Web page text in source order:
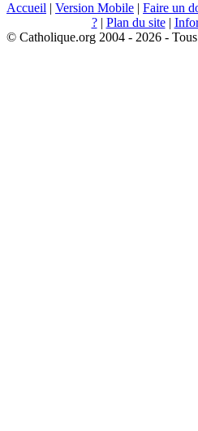
Accueil | Version Mobile | Faire un
?| Plan du site|
© Catholique.org 2004 - 2026 - Tous